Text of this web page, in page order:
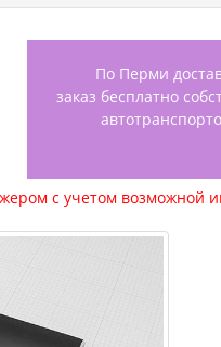
По Перми
заказ бесплатно
с учетом возможной